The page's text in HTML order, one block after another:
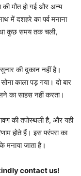
मौत हो गई और अन्य
में दशहरे का पर्व मनाना
कुछ समय तक चली,
की दुकान नहीं है।
काला पड़ गया। दो बार
का साहस नहीं करता।
की तपोस्थली है, और यही
होते हैं। इस परंपरा का
मनाया जाता है।
contact us!